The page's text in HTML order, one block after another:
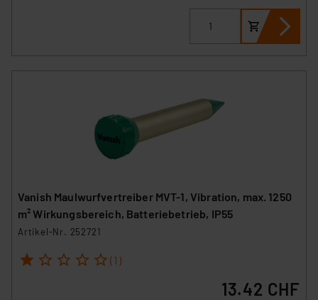
Weiterverarbeitung dieser Daten zur Auswertung und
Analyse bis zum Zeitpunkt des Widerrufs bleibt hiervon
„Einige Drittanbieter verarbeiten personenbezogene
Daten in den USA. Ihre Einwilligung zur Einbindung von
(1) lit. a DSGVO. Nähere Infos zu diesen Drittanbietern
und zu der jeweiligen Datenübermittlung erhalten Sie in
Angemessenheitsbeschluss der EU. Dies bedeutet,
Datenschutz nach EU-Standards eingestuft wird. So
Vanish Maulwurfvertreiber MVT-1, Vibration, max. 1250
m² Wirkungsbereich, Batteriebetrieb, IP55
Artikel-Nr. 252721
1 2 3 4 5 (1)
13.42 CHF